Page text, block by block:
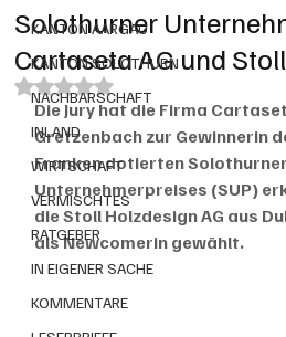
KANTON AARGAU
KANTON SOLOTHURN
NACHBARSCHAFT
INLAND
WIRTSCHAFT
VERMISCHTES
RATGEBER
IN EIGENER SACHE
KOMMENTARE
Solothurner
Cartaseta AG und
Mit NaN von 5 Sternen bewertet.
Die Jury hat die Firma
Gretzenbach zur Gewinnerin
Franken dotierten Solothurner
Unternehmerpreises (SUP)
die Stoll Holzdesign AG aus
als Newcomerin gewählt.